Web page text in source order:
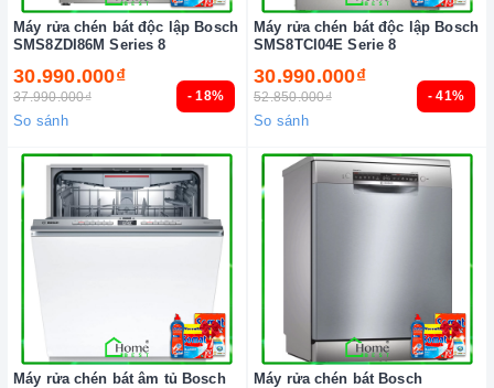
- 18%
Máy rửa chén bát độc lập Bosch
SMS8ZDI86M Series 8
30.990.000₫
37.990.000₫
So sánh
- 41%
Máy rửa chén bát độc lập Bosch
SMS8TCI04E Serie 8
30.990.000₫
52.850.000₫
So sánh
Máy rửa chén bát âm tủ Bosch
Máy rửa chén bát Bosch